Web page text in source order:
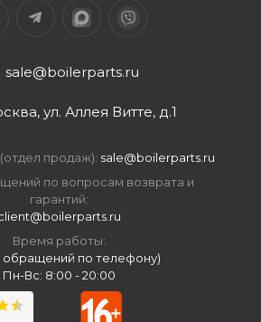
sale@boilerparts.ru
ул. Аллея Витте, д.1
продаж): sale@boilerparts.ru
по вопросам возврата и
гарантий:
Время работы:
обращений по телефону)
Пн-Вс: 8:00 - 20:00